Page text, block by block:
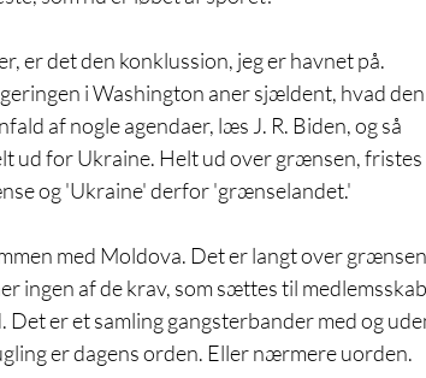
er det den konklussion, jeg er havnet på.
i Washington aner sjældent, hvad den
af nogle agendaer, læs J. R. Biden, og så
ud for Ukraine. Helt ud over grænsen, fristes
og 'Ukraine' derfor 'grænselandet.'
med Moldova. Det er langt over grænsen
ingen af de krav, som sættes til
er et samling gangsterbander med og
er dagens orden. Eller nærmere uorden.